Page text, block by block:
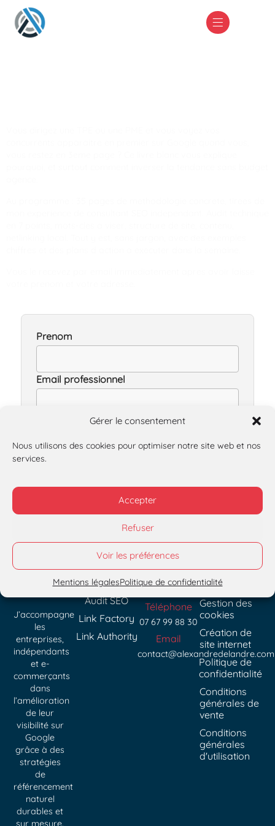
Gérer le consentement
Nous utilisons des cookies pour optimiser notre site web et nos
services.
Accepter
Refuser
Voir les préférences
Mentions légalesPolitique de confidentialité
Livre blanc gratuit : SEO
Prenom
Email professionnel
Pas de spam, jamais. Vous pouvez vous desinscrire en
un clic.
Delandre
SEO
freelance à
J’accompagne
les
entreprises,
indépendants
et e-
commerçants
dans
l’amélioration
de leur
visibilité sur
Google
grâce à des
stratégies
de
référencement
naturel
durables et
sur mesure.
Navigation
Services SEO
Audit SEO
Link Factory
Link Authority
Contact
Rouen –
Normandie
France
Téléphone
07 67 99 88 30
Email
contact@alexandredelandre.com
Légales
Mentions
légales
Gestion des
cookies
Création de
site internet
Politique de
confidentialité
Conditions
générales de
vente
Conditions
générales
d'utilisation